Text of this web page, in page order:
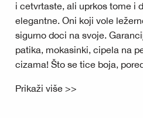
i cetvrtaste, ali uprkos tome i
elegantne. Oni koji vole
sigurno doci na svoje.
patika, mokasinki, cipela na
cizama! Što se tice boja,
Prikaži više >>